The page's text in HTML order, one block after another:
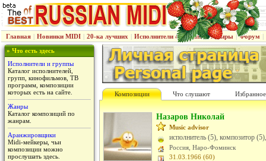
Главная | Новинки MIDI | 20-ка лучших | Исполнители & группы | Жанры | Форум |
» Что есть здесь
Исполнители и группы
Каталог исполнителей,
групп, кинофильмов, ТВ
программ, композиции
которых есть на сайте.
Жанры
Каталог композиций по
жанрам.
Аранжировщики
Midi-мейкеры, чьи
композиции можно
прослушать здесь.
Композиции Что слушают Избранное
Назаров Николай
Music advisor
исполнитель (5), композитор
Россия, Наро-Фоминск
31.03.1966 (60)